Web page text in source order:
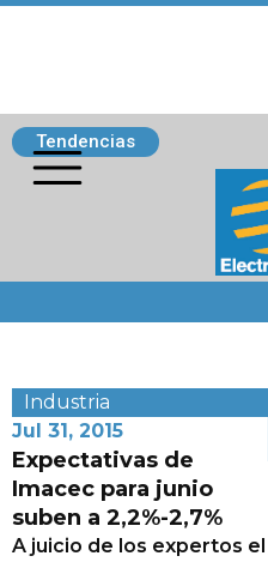
Tendencias
Industria
Jul 31, 2015
Expectativas de
Imacec para junio
suben a 2,2%-2,7%
A juicio de los expertos el